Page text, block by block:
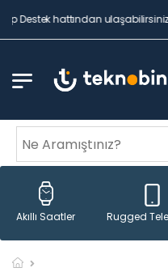
hattından ulaşabilirsiniz.
Akıllı Saatler Rugged